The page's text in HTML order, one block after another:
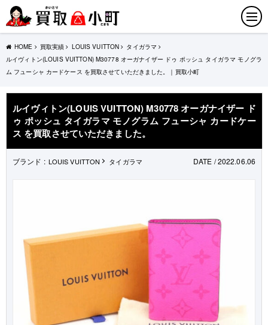
HOME 買取実績 LOUIS VUITTON
タイガラマ
ルイヴィトン(LOUIS VUITTON) M30778 オーガナイザー ドゥ ポッシュ タイガラマ モノグラ
ム フューシャ カードケース を買取させていただきました。｜買取小町
ルイヴィトン(LOUIS VUITTON) M30778 オーガナイザー ド
ゥ ポッシュ タイガラマ モノグラム フューシャ カードケー
ス を買取させていただきました。
ブランド : LOUIS VUITTON タイガラマ DATE / 2022.06.06